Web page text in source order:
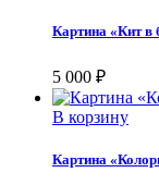
Картина «Кит в
5 000 ₽
В корзину
Картина